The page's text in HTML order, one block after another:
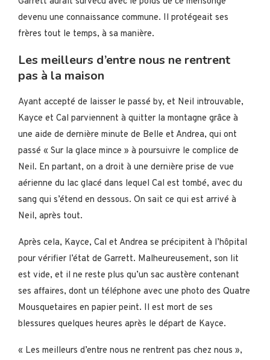
devenu une connaissance commune. Il protégeait ses
frères tout le temps, à sa manière.
Les meilleurs d’entre nous ne rentrent
pas à la maison
Ayant accepté de laisser le passé by, et Neil introuvable,
Kayce et Cal parviennent à quitter la montagne grâce à
une aide de dernière minute de Belle et Andrea, qui ont
passé « Sur la glace mince » à poursuivre le complice de
Neil. En partant, on a droit à une dernière prise de vue
aérienne du lac glacé dans lequel Cal est tombé, avec du
sang qui s’étend en dessous. On sait ce qui est arrivé à
Neil, après tout.
Après cela, Kayce, Cal et Andrea se précipitent à l’hôpital
pour vérifier l’état de Garrett. Malheureusement, son lit
est vide, et il ne reste plus qu’un sac austère contenant
ses affaires, dont un téléphone avec une photo des Quatre
Mousquetaires en papier peint. Il est mort de ses
blessures quelques heures après le départ de Kayce.
« Les meilleurs d’entre nous ne rentrent pas chez nous »,